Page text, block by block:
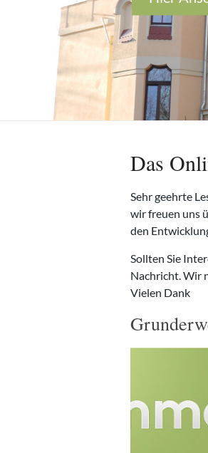
Das
Sehr geehrte
wir freuen uns
den
Sollten Sie
Nachricht. Wir
Vielen Dank